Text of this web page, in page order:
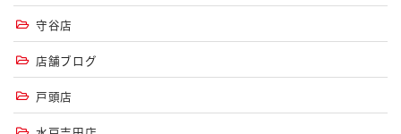
守谷店
店舗ブログ
戸頭店